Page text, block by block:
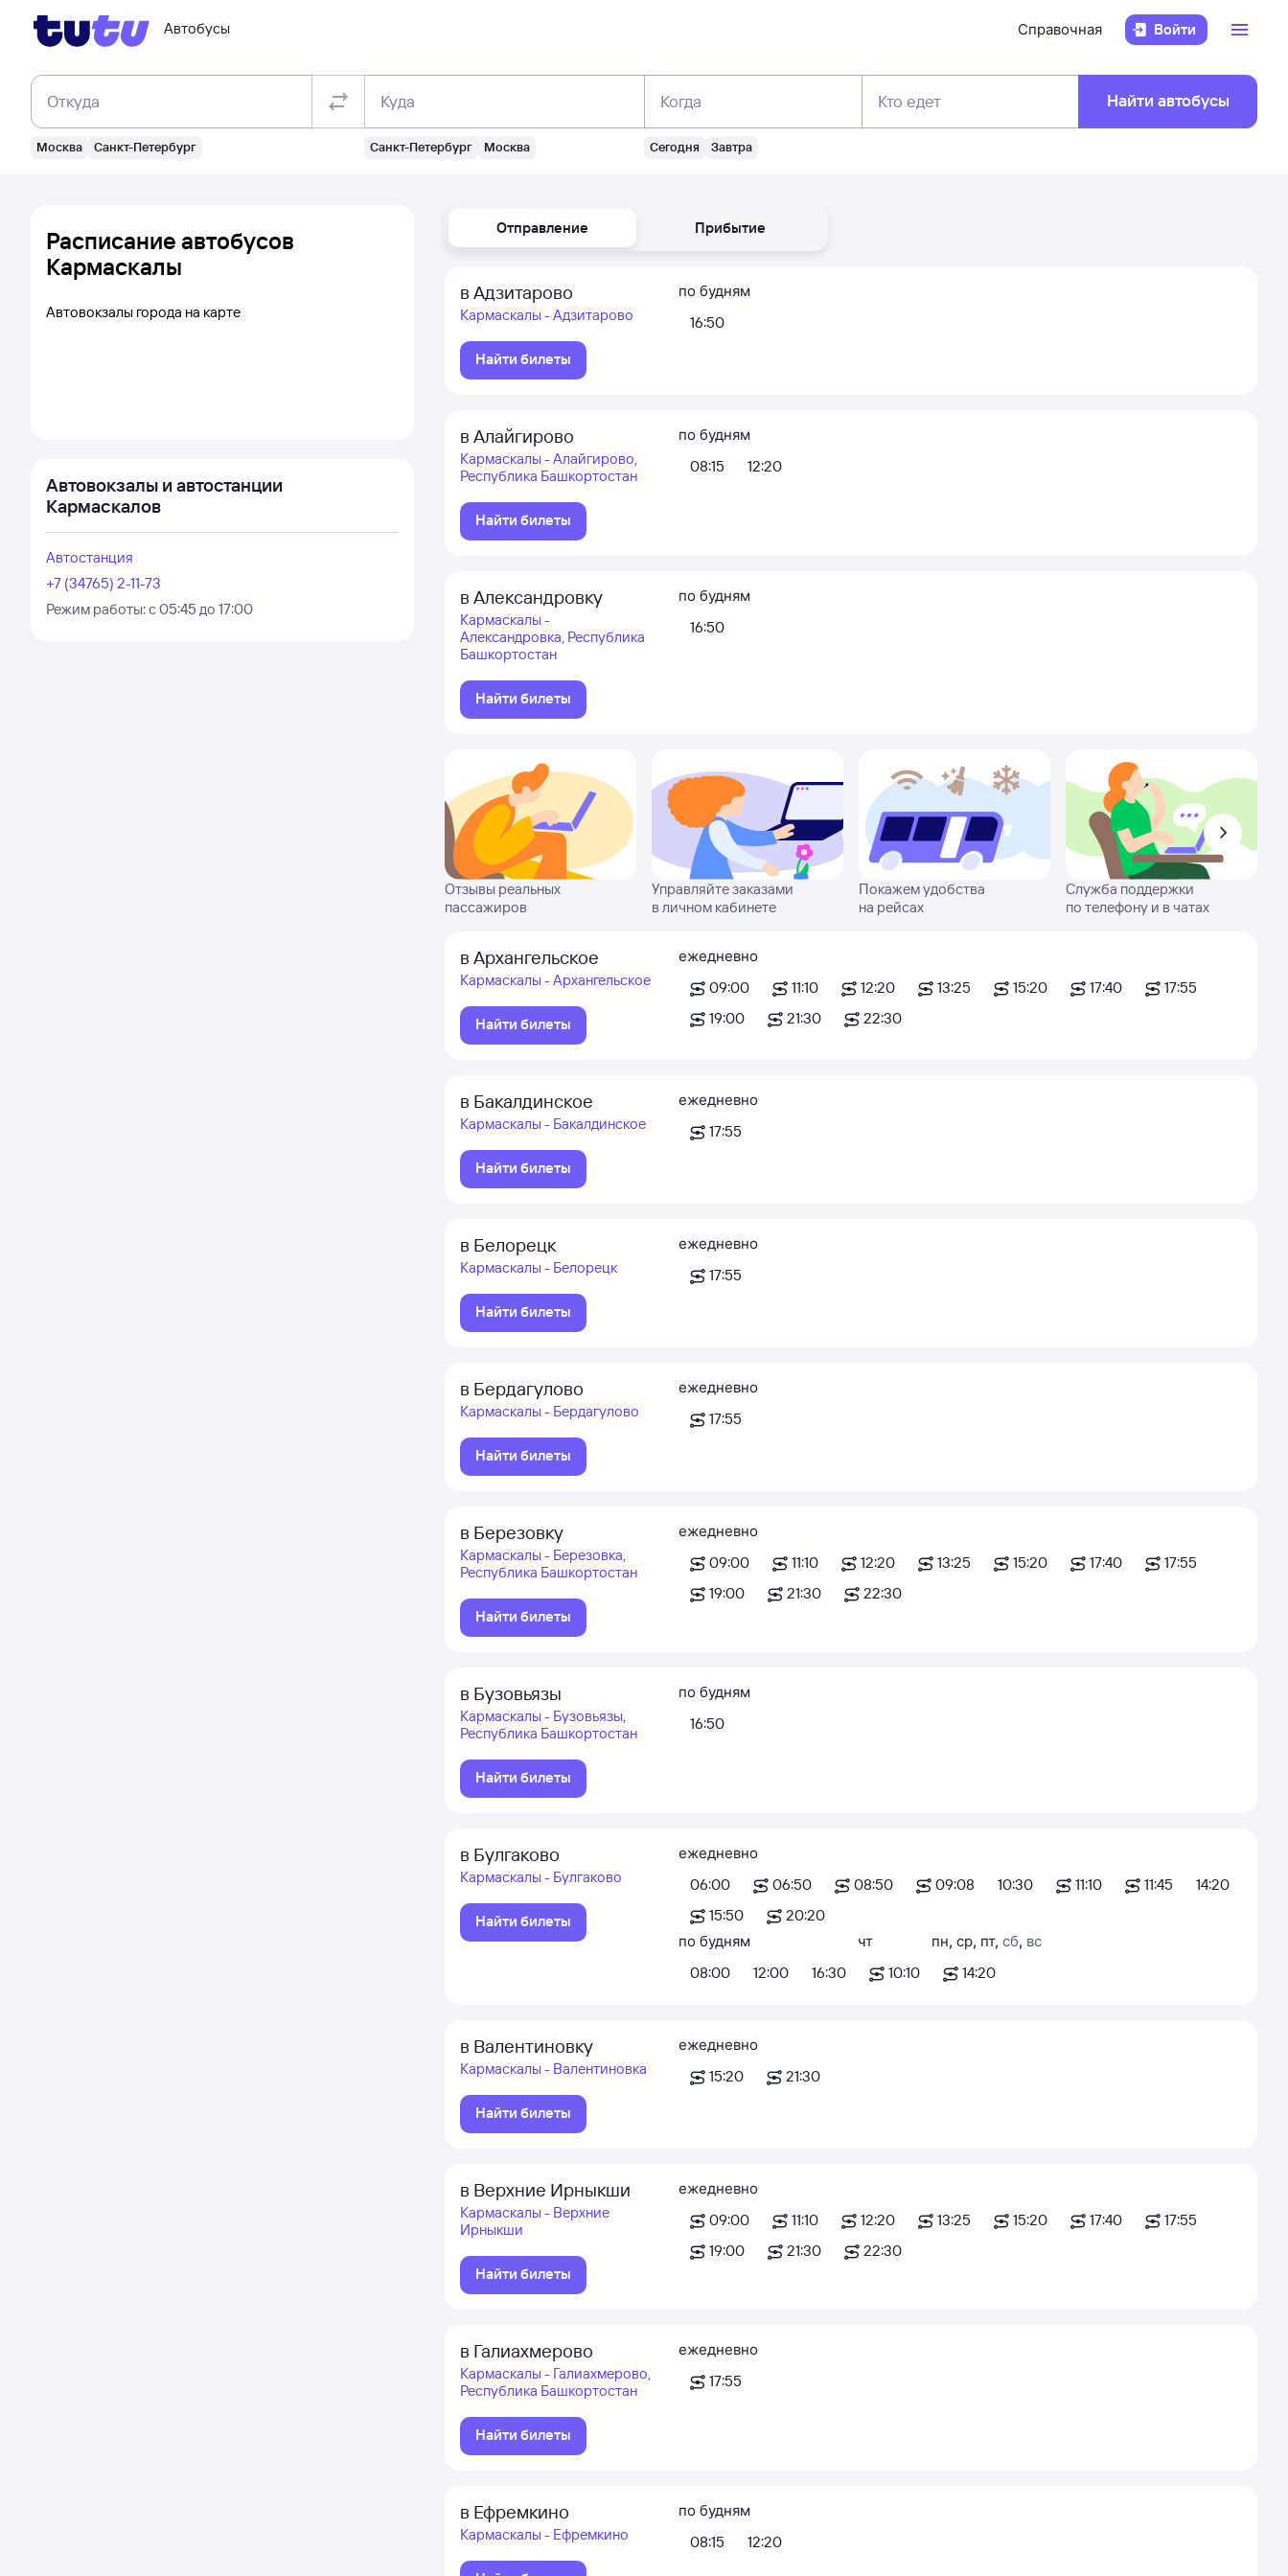
Автобусы Справочная Войти
Откуда
Москва Санкт-Петербург
Куда
Санкт-Петербург Москва
Когда
Сегодня Завтра
Кто едет Найти автобусы
Отправление Прибытие
в Адзитарово
Кармаскалы - Адзитарово
Найти билеты
по будням
16:50
в Алайгирово
Кармаскалы - Алайгирово,
Республика Башкортостан
Найти билеты
по будням
08:15
12:20
в Александровку
Кармаскалы -
Александровка, Республика
Башкортостан
Найти билеты
по будням
16:50
Отзывы реальных
пассажиров
Управляйте заказами
в личном кабинете
Покажем удобства
на рейсах
Служба поддержки
по телефону и в чатах
в Архангельское
Кармаскалы - Архангельское
Найти билеты
ежедневно
09:00
11:10 12:20 13:25 15:20 17:40
17:55
19:00
21:30 22:30
в Бакалдинское
Кармаскалы - Бакалдинское
Найти билеты
ежедневно
17:55
в Белорецк
Кармаскалы - Белорецк
Найти билеты
ежедневно
17:55
в Бердагулово
Кармаскалы - Бердагулово
Найти билеты
ежедневно
17:55
в Березовку
Кармаскалы - Березовка,
Республика Башкортостан
Найти билеты
ежедневно
09:00
11:10 12:20 13:25 15:20 17:40
17:55
19:00
21:30 22:30
в Бузовьязы
Кармаскалы - Бузовьязы,
Республика Башкортостан
Найти билеты
по будням
16:50
в Булгаково
Кармаскалы - Булгаково
Найти билеты
ежедневно
06:00
06:50 08:50 09:08 10:30 11:10 11:45
14:20
15:50
20:20
по будням
08:00
12:00 16:30
чт
10:10
пн, ср, пт, сб, вс
14:20
в Валентиновку
Кармаскалы - Валентиновка
Найти билеты
ежедневно
15:20
21:30
в Верхние Ирныкши
Кармаскалы - Верхние
Ирныкши
Найти билеты
ежедневно
09:00
11:10 12:20 13:25 15:20 17:40
17:55
19:00
21:30 22:30
в Галиахмерово
Кармаскалы - Галиахмерово,
Республика Башкортостан
Найти билеты
ежедневно
17:55
в Ефремкино
Кармаскалы - Ефремкино
по будням
08:15
12:20
Расписание автобусов
Кармаскалы
Автовокзалы города на карте
Автовокзалы и автостанции
Кармаскалов
Автостанция
+7 (34765) 2-11-73
Режим работы:с 05:45 до 17:00